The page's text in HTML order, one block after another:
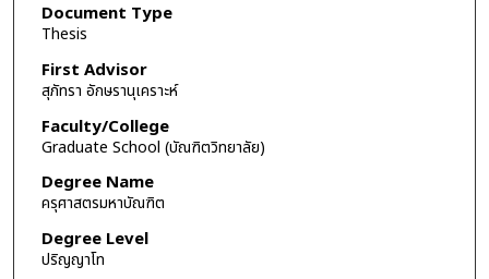
Document Type
Thesis
First Advisor
สุภัทรา อักษรานุเคราะห์
Faculty/College
Graduate School (บัณฑิตวิทยาลัย)
Degree Name
ครุศาสตรมหาบัณฑิต
Degree Level
ปริญญาโท